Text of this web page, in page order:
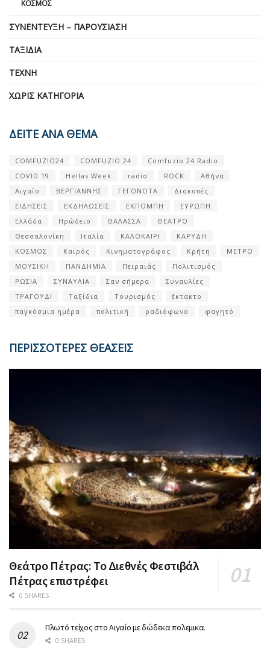
ΚΌΣΜΟΣ
ΣΥΝΈΝΤΕΥΞΗ – ΠΑΡΟΥΣΊΑΣΗ
ΤΑΞΊΔΙΑ
ΤΈΧΝΗ
ΧΩΡΊΣ ΚΑΤΗΓΟΡΊΑ
ΔΕΙΤΕ ΑΝΑ ΘΕΜΑ
COMFUZIO24 COMFUZIO 24
Comfuzio 24 Radio
COVID 19
Hellas Week radio ROCK
Αθήνα
Αιγαίο
ΒΕΡΓΙΑΝΝΗΣ ΓΕΓΟΝΟΤΑ
Διακοπές
ΕΙΔΗΣΕΙΣ
ΕΚΔΗΛΩΣΕΙΣ ΕΚΠΟΜΠΗ
ΕΥΡΩΠΗ
Ελλάδα
Ηρώδειο ΘΑΛΑΣΣΑ
ΘΕΑΤΡΟ
Θεσσαλονίκη
Ιταλία ΚΑΛΟΚΑΙΡΙ
ΚΑΡΥΔΗ
ΚΟΣΜΟΣ
Καιρός Κινηματογράφος Κρήτη
ΜΕΤΡΟ
ΜΟΥΣΙΚΗ
ΠΑΝΔΗΜΙΑ Πειραιάς
Πολιτισμός
ΡΩΣΙΑ
ΣΥΝΑΥΛΙΑ Σαν σήμερα
Συναυλίες
ΤΡΑΓΟΥΔΙ
Ταξίδια Τουρισμός
έκτακτο
παγκόσμια ημέρα
πολιτική ραδιόφωνο φαγητό
ΠΕΡΙΣΣΟΤΕΡΕΣ ΘΕΑΣΕΙΣ
Θεάτρο Πέτρας: Το Διεθνές Φεστιβάλ
Πέτρας επιστρέφει
0 SHARES
Πλωτό τείχος στο Αιγαίο με δώδεκα πολεμικα.
0 SHARES